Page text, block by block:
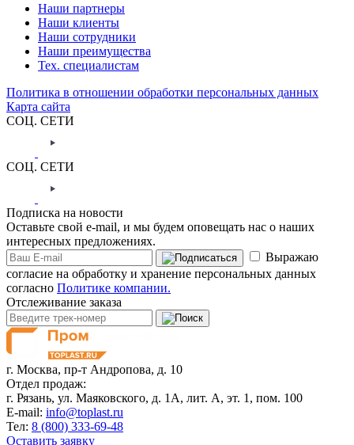
Наши партнеры
Наши клиенты
Наши сотрудники
Наши преимущества
Тех. специалистам
Политика в отношении обработки персональных данных
Карта сайта
СОЦ. СЕТИ
СОЦ. СЕТИ
Подписка на новости
Оставьте свой e-mail, и мы будем оповещать нас о наших
интересных предложениях.
Выражаю
согласие на обработку и хранение персональных данных
согласно Политике компании.
Отслеживание заказа
г. Москва, пр-т Андропова, д. 10
Отдел продаж:
г. Рязань, ул. Маяковского, д. 1А, лит. А, эт. 1, пом. 100
E-mail: info@toplast.ru
Тел: 8 (800) 333-69-48
Оставить заявку